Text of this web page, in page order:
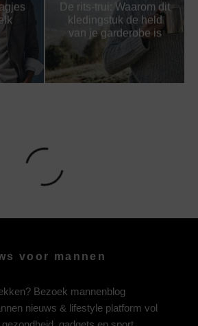
De rits-trui: Waarom dit
kledingstuk de held
van je garderobe is
voor mannen
Bezoek mannenblog
nieuws & lifestyle platform vol